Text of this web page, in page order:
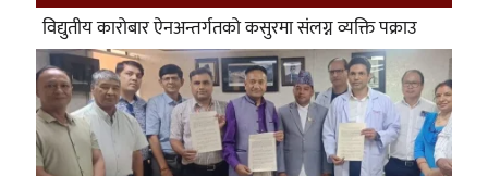
विद्युतीय कारोबार ऐनअन्तर्गतको कसुरमा संलग्न व्यक्ति पक्राउ